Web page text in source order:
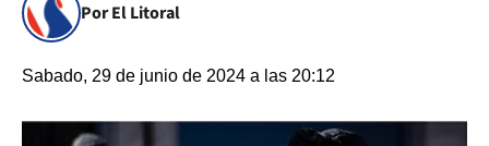
Por El Litoral
Sabado, 29 de junio de 2024 a las 20:12